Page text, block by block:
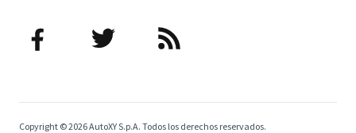
Copyright © 2026 AutoXY S.p.A. Todos los derechos reservados.